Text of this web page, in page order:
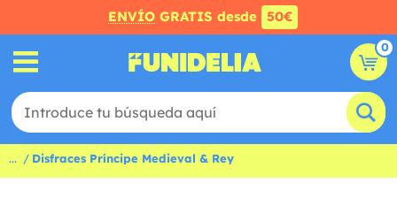
ENVÍO GRATIS desde 50€
0
... Disfraces Príncipe Medieval & Rey